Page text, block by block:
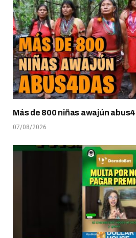
Más de 800 niñas awajún
07/08/2026